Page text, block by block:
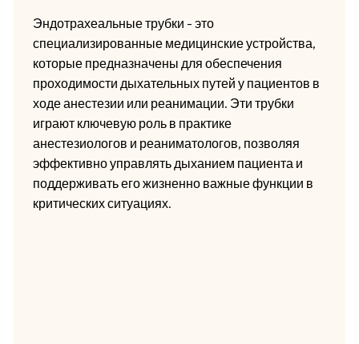
Эндотрахеальные трубки - это
специализированные медицинские устройства,
которые предназначены для обеспечения
проходимости дыхательных путей у пациентов в
ходе анестезии или реанимации. Эти трубки
играют ключевую роль в практике
анестезиологов и реаниматологов, позволяя
эффективно управлять дыханием пациента и
поддерживать его жизненно важные функции в
критических ситуациях.